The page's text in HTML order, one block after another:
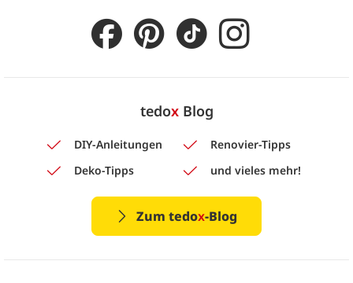
tedoxBlog
DIY-Anleitungen
Renovier-Tipps
Deko-Tipps
und vieles mehr!
Zum tedox-Blog